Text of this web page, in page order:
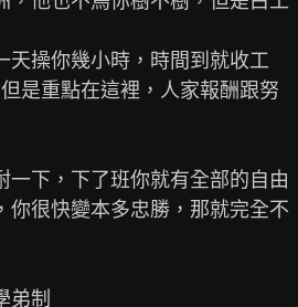
天操你幾小時，時間到就收工
是重點在這裡，人家報酬跟努
一下，下了班你就有全部的自由
你很快變本多忠勝，那就完全不
弟制